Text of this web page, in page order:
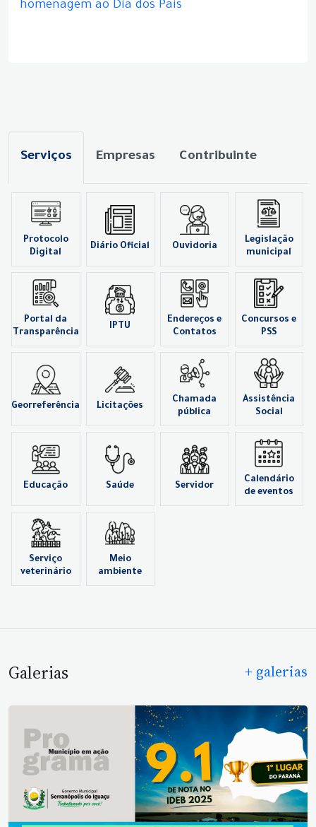
homenagem ao Dia dos Pais
Serviços Empresas Contribuinte
Protocolo
Digital
Diário Oficial Ouvidoria
Legislação
municipal
Portal da
Transparência
IPTU
Endereços e
Contatos
Concursos e
PSS
Georreferência Licitações
Chamada
pública
Assistência
Social
Educação Saúde Servidor
Calendário
de eventos
Serviço
veterinário
Meio
ambiente
Galerias + galerias